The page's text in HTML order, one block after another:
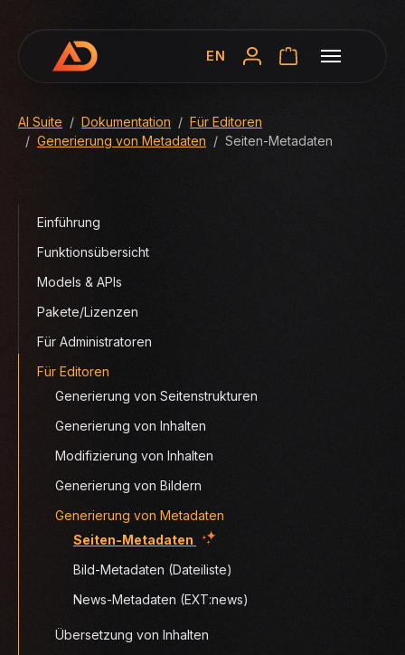
EN
You are here:
AI Suite Dokumentation
Für Editoren
Generierung von Metadaten
Seiten-Metadaten
Einführung
Funktionsübersicht
Models & APIs
Pakete/Lizenzen
Für Administratoren
Für Editoren
Generierung von Seitenstrukturen
Generierung von Inhalten
Modifizierung von Inhalten
Generierung von Bildern
Generierung von Metadaten
Seiten-Metadaten (current)
Bild-Metadaten (Dateiliste)
News-Metadaten (EXT:news)
Übersetzung von Inhalten